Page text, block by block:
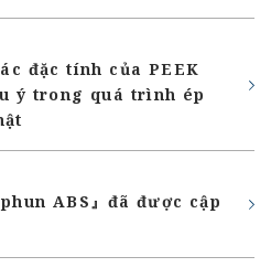
đặc tính của PEEK
ý trong quá trình ép
ABS』đã được cập